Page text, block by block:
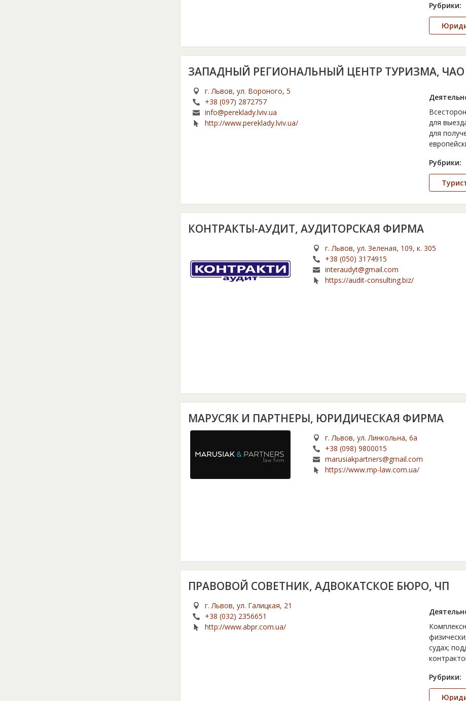
Рубрики:
ЗАПАДНЫЙ РЕГИОНАЛЬНЫЙ ЦЕНТР ТУРИЗМА, ЧАО
г. Львов, ул. Вороного, 5
+38 (097) 2872757
info@pereklady.lviv.ua
http://www.pereklady.lviv.ua/
для
для
Рубрики:
КОНТРАКТЫ-АУДИТ, АУДИТОРСКАЯ ФИРМА
г. Львов, ул. Зеленая, 109, к. 305
+38 (050) 3174915
interaudyt@gmail.com
https://audit-consulting.biz/
МАРУСЯК И ПАРТНЕРЫ, ЮРИДИЧЕСКАЯ ФИРМА
г. Львов, ул. Линкольна, 6а
+38 (098) 9800015
marusiakpartners@gmail.com
https://www.mp-law.com.ua/
ПРАВОВОЙ СОВЕТНИК, АДВОКАТСКОЕ БЮРО, ЧП
г. Львов, ул. Галицкая, 21
+38 (032) 2356651
http://www.abpr.com.ua/
судах;
Рубрики: